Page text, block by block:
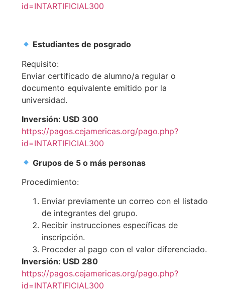
id=INTARTIFICIAL300
Estudiantes de posgrado
Requisito:
Enviar certificado de alumno/a regular o
documento equivalente emitido por la
universidad.
Inversión: USD 300
https://pagos.cejamericas.org/pago.php?
id=INTARTIFICIAL300
Grupos de 5 o más personas
Procedimiento:
Enviar previamente un correo con el listado
de integrantes del grupo.
Recibir instrucciones específicas de
inscripción.
Proceder al pago con el valor diferenciado.
Inversión: USD 280
https://pagos.cejamericas.org/pago.php?
id=INTARTIFICIAL300